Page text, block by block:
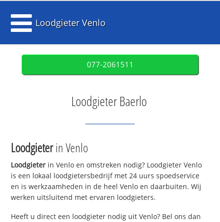
Loodgieter Venlo
077-2061511
Loodgieter Baerlo
Loodgieterin Venlo
Loodgieter in Venlo en omstreken nodig? Loodgieter Venlo
is een lokaal loodgietersbedrijf met 24 uurs spoedservice
en is werkzaamheden in de heel Venlo en daarbuiten. Wij
werken uitsluitend met ervaren loodgieters.
Heeft u direct een loodgieter nodig uit Venlo? Bel ons dan